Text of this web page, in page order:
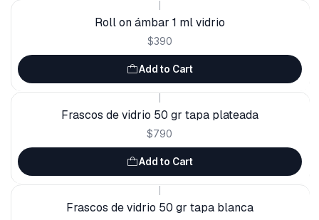
Roll on ámbar 1 ml vidrio
$390
Add to Cart
Frascos de vidrio 50 gr tapa plateada
$790
Add to Cart
Frascos de vidrio 50 gr tapa blanca